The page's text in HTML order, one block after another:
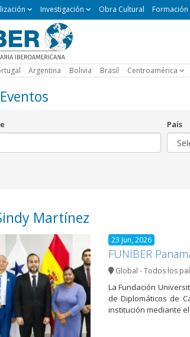
Investigación Obra Cultural Formación
Argentina Bolivia Brasil Centroamérica
País
Martínez
23 Jun, 2026
FUNIBER
Global - Todos los
La Fundación
de Diplomáticos de
institución mediante